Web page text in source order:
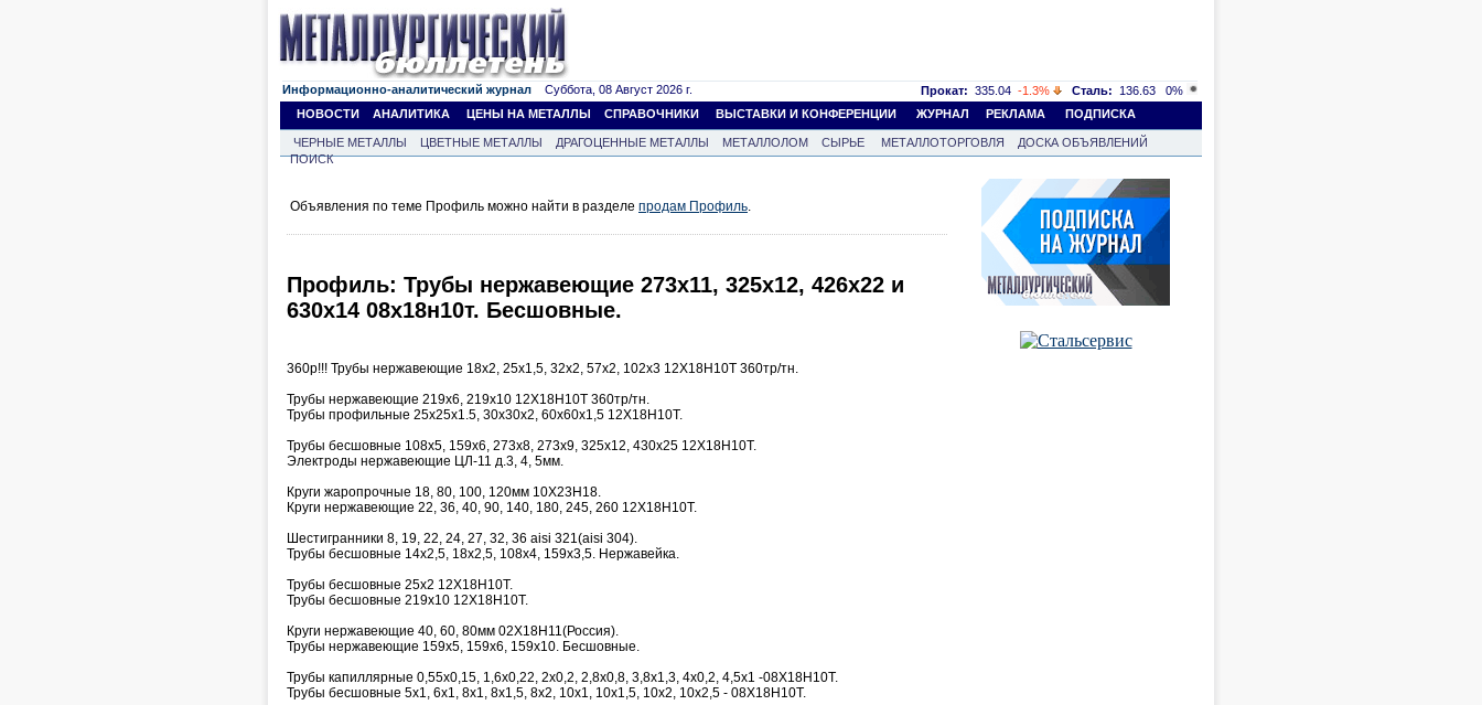
Информационно-аналитический журнал Суббота, 08 Август 2026 г. Прокат: 335.04 -1.3% Сталь: 136.63
0%
НОВОСТИ
АНАЛИТИКА ЦЕНЫ НА МЕТАЛЛЫ СПРАВОЧНИКИ ВЫСТАВКИ И КОНФЕРЕНЦИИ ЖУРНАЛ РЕКЛАМА ПОДПИСКА
ЧЕРНЫЕ МЕТАЛЛЫ ЦВЕТНЫЕ МЕТАЛЛЫ ДРАГОЦЕННЫЕ МЕТАЛЛЫ МЕТАЛЛОЛОМ СЫРЬЕ МЕТАЛЛОТОРГОВЛЯ
ДОСКА ОБЪЯВЛЕНИЙ
ПОИСК
Объявления по теме Профиль можно найти в разделе продам Профиль.
Профиль: Трубы нержавеющие 273х11, 325х12, 426х22 и
630х14 08х18н10т. Бесшовные.
360р!!! Трубы нержавеющие 18х2, 25х1,5, 32х2, 57х2, 102х3 12Х18Н10Т 360тр/тн.
Трубы нержавеющие 219х6, 219х10 12Х18Н10Т 360тр/тн.
Трубы профильные 25х25х1.5, 30х30х2, 60х60х1,5 12Х18Н10Т.
Трубы бесшовные 108х5, 159х6, 273х8, 273х9, 325х12, 430х25 12Х18Н10Т.
Электроды нержавеющие ЦЛ-11 д.3, 4, 5мм.
Круги жаропрочные 18, 80, 100, 120мм 10Х23Н18.
Круги нержавеющие 22, 36, 40, 90, 140, 180, 245, 260 12Х18Н10Т.
Шестигранники 8, 19, 22, 24, 27, 32, 36 aisi 321(aisi 304).
Трубы бесшовные 14х2,5, 18х2,5, 108х4, 159х3,5. Нержавейка.
Трубы бесшовные 25х2 12Х18Н10Т.
Трубы бесшовные 219х10 12Х18Н10Т.
Круги нержавеющие 40, 60, 80мм 02Х18Н11(Россия).
Трубы нержавеющие 159х5, 159х6, 159х10. Бесшовные.
Трубы капиллярные 0,55х0,15, 1,6х0,22, 2х0,2, 2,8х0,8, 3,8х1,3, 4х0,2, 4,5х1 -08Х18Н10Т.
Трубы бесшовные 5х1, 6х1, 8х1, 8х1,5, 8х2, 10х1, 10х1,5, 10х2, 10х2,5 - 08Х18Н10Т.